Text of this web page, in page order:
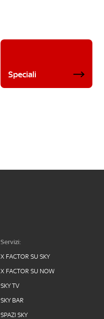
Speciali
Servizi:
X FACTOR SU SKY
X FACTOR SU NOW
SKY TV
SKY BAR
SPAZI SKY